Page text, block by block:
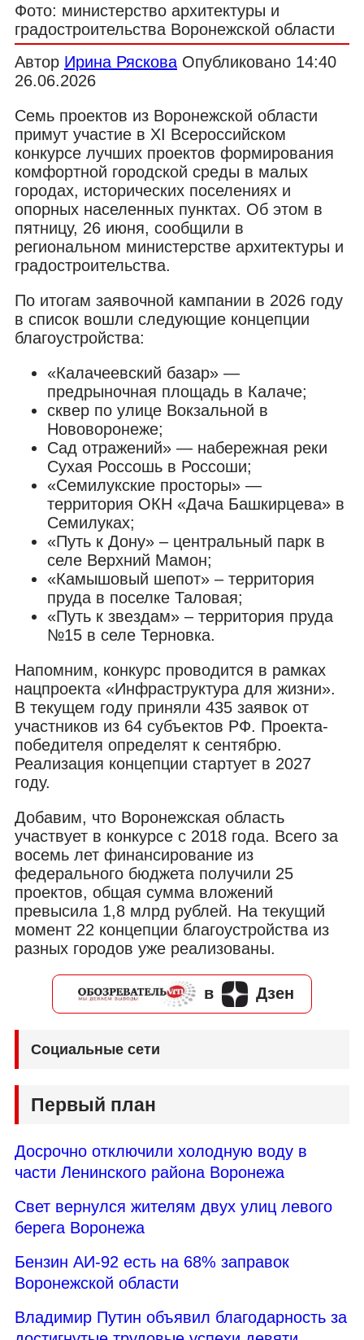
Фото: министерство архитектуры и
градостроительства Воронежской области
Автор Ирина Ряскова Опубликовано 14:40
26.06.2026
Семь проектов из Воронежской области
примут участие в XI Всероссийском
конкурсе лучших проектов формирования
комфортной городской среды в малых
городах, исторических поселениях и
опорных населенных пунктах. Об этом в
пятницу, 26 июня, сообщили в
региональном министерстве архитектуры и
градостроительства.
По итогам заявочной кампании в 2026 году
в список вошли следующие концепции
благоустройства:
«Калачеевский базар» —
предрыночная площадь в Калаче;
сквер по улице Вокзальной в
Нововоронеже;
Сад отражений» — набережная реки
Сухая Россошь в Россоши;
«Семилукские просторы» —
территория ОКН «Дача Башкирцева» в
Семилуках;
«Путь к Дону» – центральный парк в
селе Верхний Мамон;
«Камышовый шепот» – территория
пруда в поселке Таловая;
«Путь к звездам» – территория пруда
№15 в селе Терновка.
Напомним, конкурс проводится в рамках
нацпроекта «Инфраструктура для жизни».
В текущем году приняли 435 заявок от
участников из 64 субъектов РФ. Проекта-
победителя определят к сентябрю.
Реализация концепции стартует в 2027
году.
Добавим, что Воронежская область
участвует в конкурсе с 2018 года. Всего за
восемь лет финансирование из
федерального бюджета получили 25
проектов, общая сумма вложений
превысила 1,8 млрд рублей. На текущий
момент 22 концепции благоустройства из
разных городов уже реализованы.
в Дзен
Социальные сети
Первый план
Досрочно отключили холодную воду в
части Ленинского района Воронежа
Свет вернулся жителям двух улиц левого
берега Воронежа
Бензин АИ-92 есть на 68% заправок
Воронежской области
Владимир Путин объявил благодарность за